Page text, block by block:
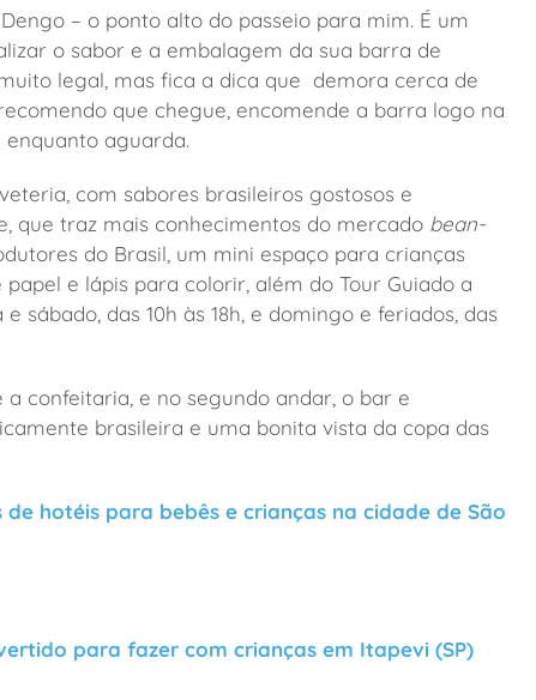
– o ponto alto do passeio para mim. É um
o sabor e a embalagem da sua barra de
legal, mas fica a dica que demora cerca de
que chegue, encomende a barra logo na
aguarda.
com sabores brasileiros gostosos e
que traz mais conhecimentos do mercado bean-
do Brasil, um mini espaço para crianças
e lápis para colorir, além do Tour Guiado a
sábado, das 10h às 18h, e domingo e feriados, das
confeitaria, e no segundo andar, o bar e
brasileira e uma bonita vista da copa das
hotéis para bebês e crianças na cidade de São
para fazer com crianças em Itapevi (SP)